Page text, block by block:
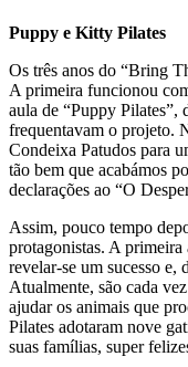
Puppy e Kitty Pilates
Os três anos do “Bring
A primeira funcionou
aula de “Puppy Pilates”,
frequentavam o projeto.
Condeixa Patudos para
tão bem que acabámos
declarações ao “O
Assim, pouco tempo
protagonistas. A
revelar-se um sucesso e,
Atualmente, são cada
ajudar os animais que
Pilates adotaram nove
suas famílias, super